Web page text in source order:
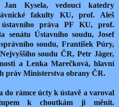
Kysela, vedoucí katedry
fakulty KU, prof. Aleš
ústavního práva PF KU, prof.
senátu Ústavního soudu, Josef
soudu, František Púry,
soudu ČR, Petr Jäger,
a Lenka Marečková, hlavní
práv Ministerstva obrany ČR.
do rámce úcty k ústavě a varoval
k choutkám ji měnit.